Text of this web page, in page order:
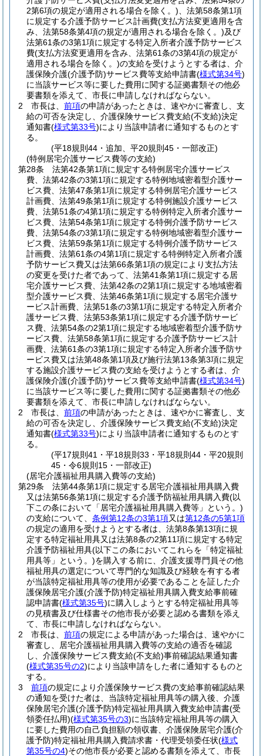
2第6項の規定が適用される場合を除く。) 、法第58条第1項
に規定する介護予防サービス計画費(支払方法変更適用を含
み、法第58条第4項の規定が適用される場合を除く。)及び
法第61条の3第1項に規定する特定入所者介護予防サービス
費(支払方法変更適用を含み、法第61条の3第4項の規定が
適用される場合を除く。)の支給を受けようとする者は、介
護保険介護(介護予防)サービス費等支給申請書(様式第34号)
に当該サービス等に要した費用に関する証拠書類その他必
要書類を添えて、市長に申請しなければならない。
2
市長は、 前項の申請があったときは、速やかに審査し、支
給の可否を決定し、介護保険サービス費支給(不支給)決定
通知書(様式第33号)により当該申請者に通知するものとす
る。
(平18規則44・追加、平20規則45・一部改正)
(特例居宅介護サービス費等の支給)
第28条
法第42条第1項に規定する特例居宅介護サービス
費、法第42条の3第1項に規定する特例地域密着型介護サー
ビス費、法第47条第1項に規定する特例居宅介護サービス
計画費、法第49条第1項に規定する特例施設介護サービス
費、法第51条の4第1項に規定する特例特定入所者介護サー
ビス費、法第54条第1項に規定する特例介護予防サービス
費、法第54条の3第1項に規定する特例地域密着型介護サー
ビス費、法第59条第1項に規定する特例介護予防サービス
計画費、法第61条の4第1項に規定する特例特定入所者介護
予防サービス費又は法第66条第1項の規定により支払方法
の変更を受けた者であって、法第41条第1項に規定する居
宅介護サービス費、法第42条の2第1項に規定する地域密着
型介護サービス費、法第46条第1項に規定する居宅介護サ
ービス計画費、法第51条の3第1項に規定する特定入所者介
護サービス費、法第53条第1項に規定する介護予防サービ
ス費、法第54条の2第1項に規定する地域密着型介護予防サ
ービス費、法第58条第1項に規定する介護予防サービス計
画費、法第61条の3第1項に規定する特定入所者介護予防サ
ービス費又は法第48条第1項及び施行法第13条第3項に規定
する施設介護サービス費の支給を受けようとする者は、介
護保険介護(介護予防)サービス費等支給申請書(様式第34号)
に当該サービス等に要した費用に関する証拠書類その他必
要書類を添えて、市長に申請しなければならない。
2
市長は、 前項の申請があったときは、速やかに審査し、支
給の可否を決定し、介護保険サービス費支給(不支給)決定
通知書(様式第33号)により当該申請者に通知するものとす
る。
(平17規則41・平18規則33・平18規則44・平20規則
45・令6規則15・一部改正)
(居宅介護福祉用具購入費等の支給)
第29条
法第44条第1項に規定する居宅介護福祉用具購入費
又は法第56条第1項に規定する介護予防福祉用具購入費(以
下この条において「居宅介護福祉用具購入費等」という。)
の支給について、 条例第12条の3第1項又は第12条の5第1項
の規定の適用を受けようとする者は、法第8条第13項に規
定する特定福祉用具又は法第8条の2第11項に規定する特定
介護予防福祉用具(以下この条においてこれらを「特定福祉
用具等」という。)を購入する前に、介護支援専門員その他
福祉用具の選定について専門的な知識及び経験を有する者
が当該特定福祉用具等の使用が必要であることを証した介
護保険居宅介護(介護予防)特定福祉用具購入費支給事前確
認申請書(様式第35号)に購入しようとする特定福祉用具等
の見積書及び仕様書その他市長が必要と認める書類を添え
て、市長に申請しなければならない。
2
市長は、 前項の規定による申請があった場合は、速やかに
審査し、居宅介護福祉用具購入費等の支給の適否を確認
し、介護保険サービス費支給(不支給)事前確認結果通知書
(様式第35号の2)により当該申請をした者に通知するものと
する。
3
前項の規定により介護保険サービス費の支給事前確認結果
の通知を受けた者は、当該特定福祉用具等の購入後、介護
保険居宅介護(介護予防)特定福祉用具購入費支給申請書(受
領委任払用)(様式第35号の3)に当該特定福祉用具等の購入
に要した費用の自己負担額の領収書、介護保険居宅介護(介
護予防)特定福祉用具購入費請求書・代理受領委任状(様式
第35号の4)その他市長が必要と認める書類を添えて、市長